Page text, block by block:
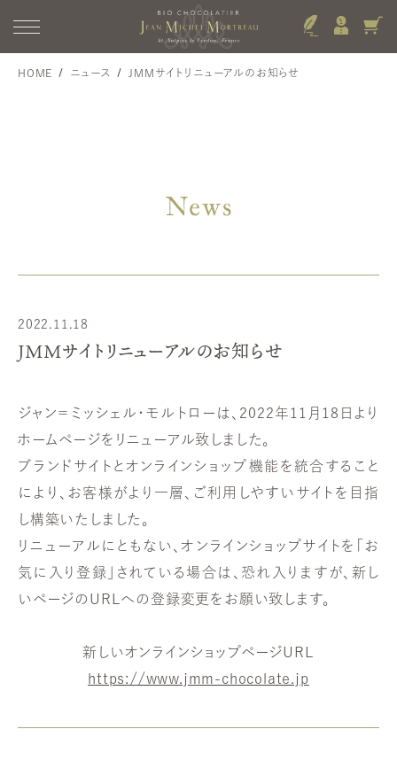
HOME ニュース JMMサイトリニューアルのお知らせ
News
2022.11.18
JMMサイトリニューアルのお知らせ
ジャン＝ミッシェル・モルトローは、2022年11月18日より
ホームページをリニューアル致しました。
ブランドサイトとオンラインショップ機能を統合すること
により、お客様がより一層、ご利用しやすいサイトを目指
し構築いたしました。
リニューアルにともない、オンラインショップサイトを「お
気に入り登録」されている場合は、恐れ入りますが、新し
いページのURLへの登録変更をお願い致します。
新しいオンラインショップページURL
https://www.jmm-chocolate.jp